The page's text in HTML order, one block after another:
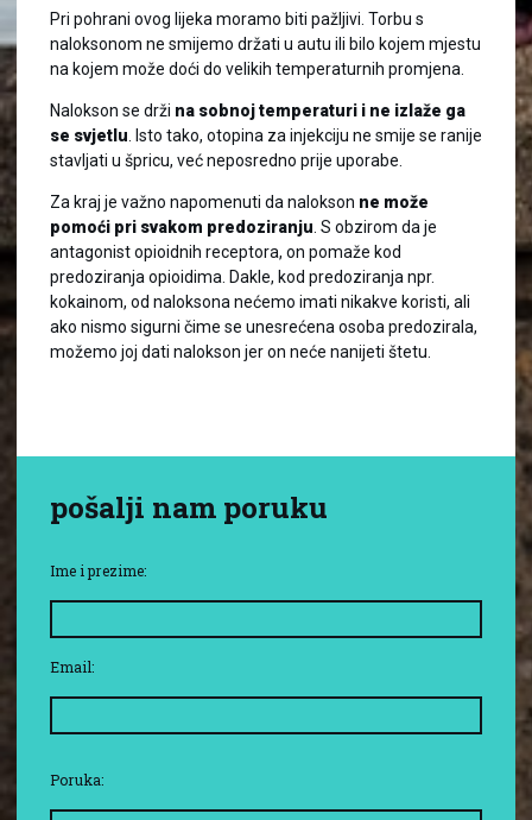
Pri pohrani ovog lijeka moramo biti pažljivi. Torbu s
naloksonom ne smijemo držati u autu ili bilo kojem mjestu
na kojem može doći do velikih temperaturnih promjena.
Nalokson se drži na sobnoj temperaturi i ne izlaže ga
se svjetlu . Isto tako, otopina za injekciju ne smije se ranije
stavljati u špricu, već neposredno prije uporabe.
Za kraj je važno napomenuti da nalokson ne može
pomoći pri svakom predoziranju . S obzirom da je
antagonist opioidnih receptora, on pomaže kod
predoziranja opioidima. Dakle, kod predoziranja npr.
kokainom, od naloksona nećemo imati nikakve koristi, ali
ako nismo sigurni čime se unesrećena osoba predozirala,
možemo joj dati nalokson jer on neće nanijeti štetu.
pošalji nam poruku
Ime i prezime:
Email:
Poruka: